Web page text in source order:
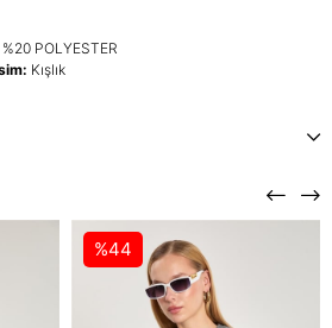
POLYESTER
Kışlık
%44